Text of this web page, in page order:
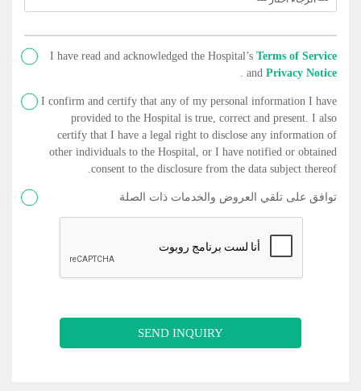
I have read and acknowledged the Hospital’s Terms of Service
and Privacy Notice
I confirm and certify that any of my personal information I have
provided to the Hospital is true, correct and present. I also
certify that I have a legal right to disclose any information of
other individuals to the Hospital, or I have notified or obtained
consent to the disclosure from the data subject thereof.
توافق على تلقي العروض والخدمات ذات الصلة
SEND INQUIRY